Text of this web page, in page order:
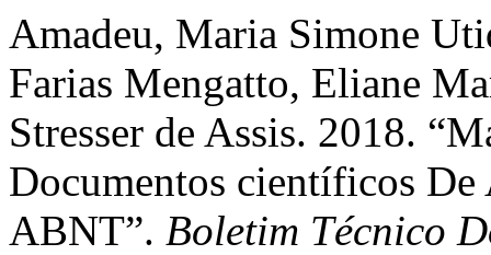
Amadeu, Maria Simone
Farias Mengatto, Eliane
Stresser de Assis. 2018.
Documentos científicos
ABNT”. Boletim Técnico